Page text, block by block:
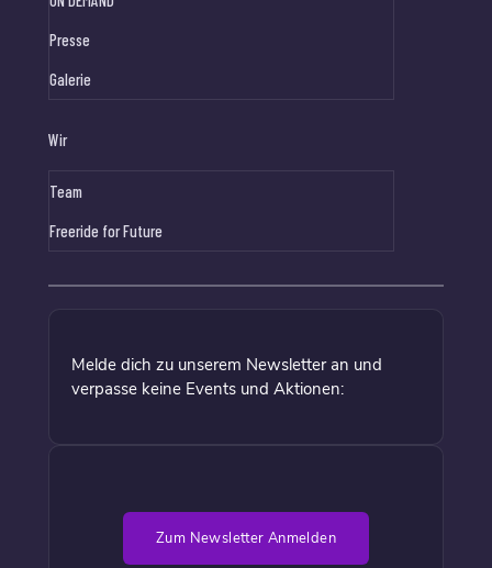
Presse
Galerie
Wir
Team
Freeride for Future
Melde dich zu unserem Newsletter an und
verpasse keine Events und Aktionen:
Zum Newsletter Anmelden